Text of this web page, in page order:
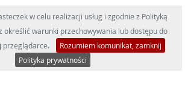
w celu realizacji usług i zgodnie z Polityką
określić warunki przechowywania lub dostępu do
przeglądarce.
Rozumiem komunikat, zamknij
Polityka prywatności